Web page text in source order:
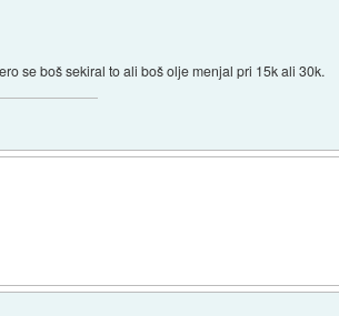
se boš sekiral to ali boš olje menjal pri 15k ali 30k.